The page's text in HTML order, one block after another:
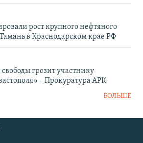
рост крупного нефтяного
в Краснодарском крае РФ
грозит участнику
– Прокуратура АРК
БОЛЬШЕ